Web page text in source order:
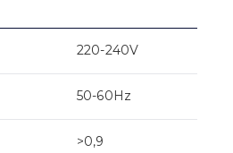
220-240V
50-60Hz
>0,9